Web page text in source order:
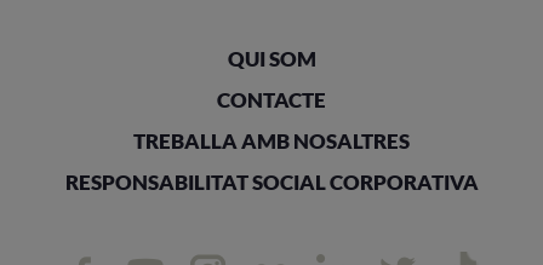
QUI SOM
CONTACTE
TREBALLA AMB NOSALTRES
RESPONSABILITAT SOCIAL CORPORATIVA